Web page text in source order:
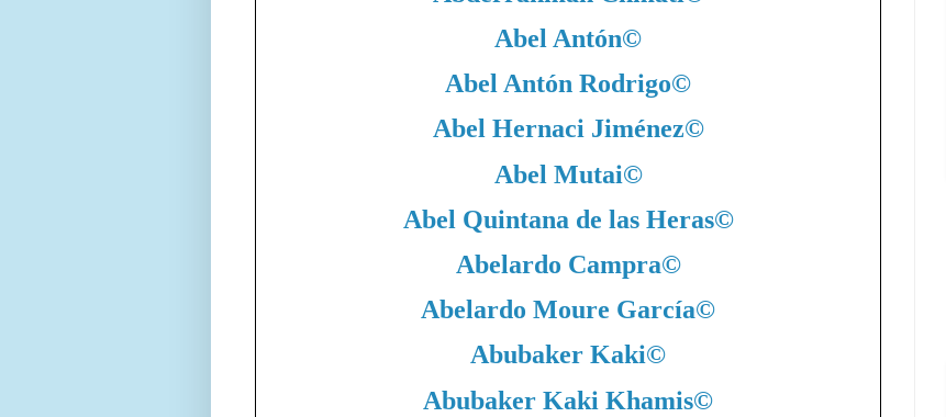
Abel Antón©
Abel Antón Rodrigo©
Abel Hernaci Jiménez©
Abel Mutai©
Abel Quintana de las Heras©
Abelardo Campra©
Abelardo Moure García©
Abubaker Kaki©
Abubaker Kaki Khamis©